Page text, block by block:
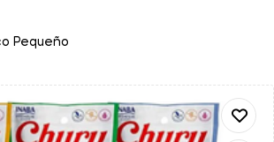
Pequeño